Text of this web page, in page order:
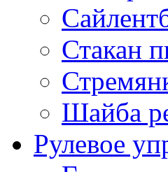
Стакан
Шайба
Рулевое